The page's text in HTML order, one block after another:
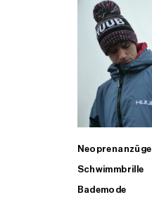
Neoprenanzüge
Schwimmbrille
Bademode